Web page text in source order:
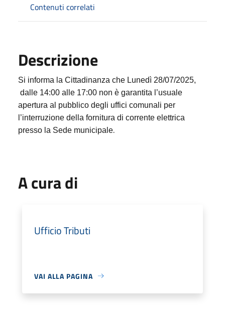
Contenuti correlati
Descrizione
Si informa la Cittadinanza che Lunedì 28/07/2025,
dalle 14:00 alle 17:00 non è garantita l’usuale
apertura al pubblico degli uffici comunali per
l’interruzione della fornitura di corrente elettrica
presso la Sede municipale.
A cura di
Ufficio Tributi
VAI ALLA PAGINA